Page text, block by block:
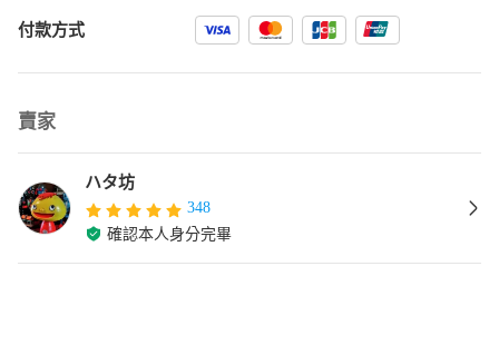
付款方式
賣家
ハタ坊
348
確認本人身分完畢